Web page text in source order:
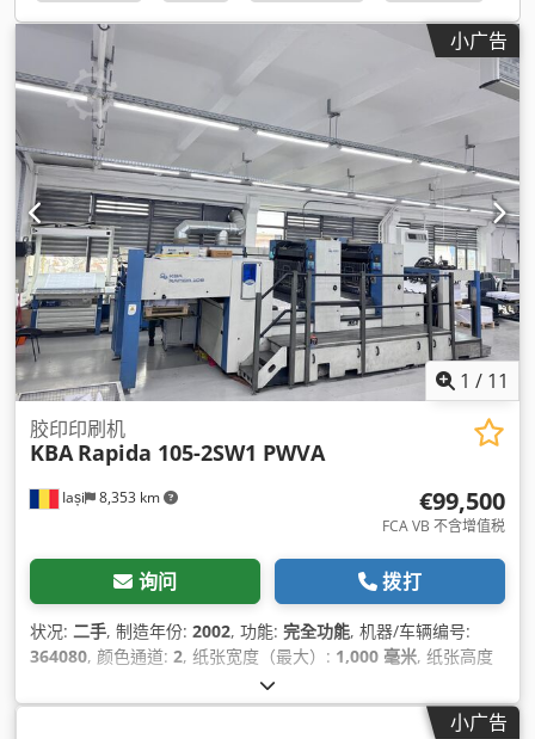
小广告
1 / 11
Iași 8,353 km
胶印印刷机
KBA Rapida 105-2SW1 PWVA
€99,500
FCA VB 不含增值税
询问 拨打
状况: 二手, 制造年份: 2002, 功能: 完全功能, 机器/车辆编号:
364080, 颜色通道: 2, 纸张宽度（最大）: 1,000 毫米, 纸张高度
, 计数器读数（黑色）:
读数（颜色）:345,000,000, 输入电流类型:三相,
小广告